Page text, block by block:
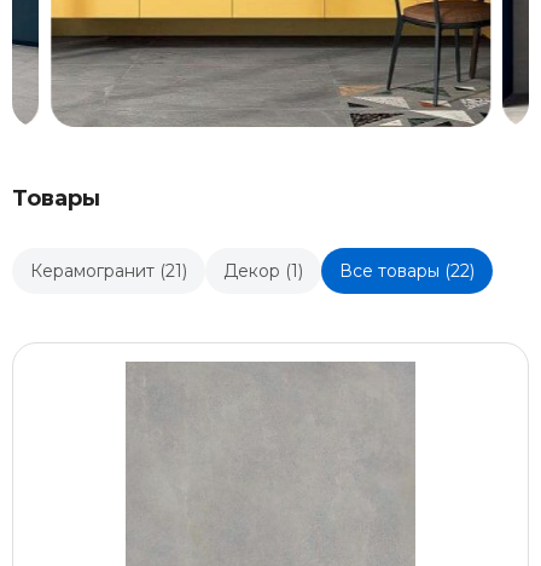
Товары
Керамогранит (21) Декор (1) Все товары (22)